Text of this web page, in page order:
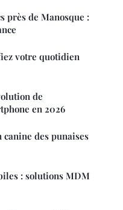
près de Manosque :
votre quotidien
de
en 2026
canine des punaises
: solutions MDM